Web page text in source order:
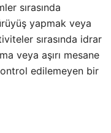
sırasında
yapmak veya
sırasında idrar
veya aşırı mesane
edilemeyen bir